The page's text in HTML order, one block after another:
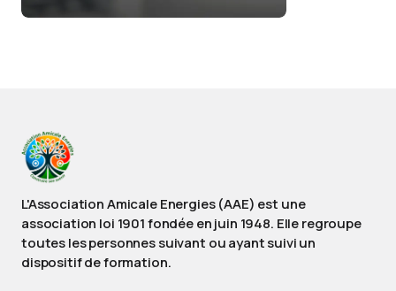
L'Association Amicale Energies (AAE) est une
association loi 1901 fondée en juin 1948. Elle regroupe
toutes les personnes suivant ou ayant suivi un
dispositif de formation.